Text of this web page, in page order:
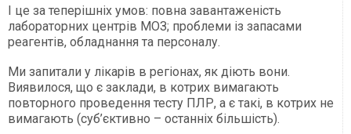
І це за теперішніх умов: повна завантаженість
лабораторних центрів МОЗ; проблеми із запасами
реагентів, обладнання та персоналу.
Ми запитали у лікарів в регіонах, як діють вони.
Виявилося, що є заклади, в котрих вимагають
повторного проведення тесту ПЛР, а є такі, в котрих не
вимагають (суб’єктивно – останніх більшість).